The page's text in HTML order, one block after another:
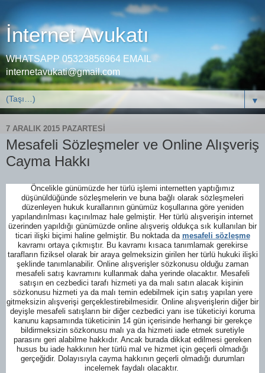
İnternet Avukatı
WHATSAPP 05323856964 EMAIL
internetavukati@gmail.com
▼
7 ARALIK 2015 PAZARTESI
Mesafeli Sözleşmeler ve Online Alışveriş
Cayma Hakkı
Öncelikle günümüzde her türlü işlemi internetten yaptığımız
düşünüldüğünde sözleşmelerin ve buna bağlı olarak sözleşmeleri
düzenleyen hukuk kurallarının günümüz koşullarına göre yeniden
yapılandırılması kaçınılmaz hale gelmiştir. Her türlü alışverişin internet
üzerinden yapıldığı günümüzde online alışveriş oldukça sık kullanılan bir
ticari ilişki biçimi haline gelmiştir. Bu noktada da mesafeli sözleşme
kavramı ortaya çıkmıştır. Bu kavramı kısaca tanımlamak gerekirse
tarafların fiziksel olarak bir araya gelmeksizin girilen her türlü hukuki ilişki
şeklinde tanımlanabilir. Online alışverişler sözkonusu olduğu zaman
mesafeli satış kavramını kullanmak daha yerinde olacaktır. Mesafeli
satışın en cezbedici tarafı hizmeti ya da malı satın alacak kişinin
sözkonusu hizmeti ya da malı temin edebilmek için satış yapılan yere
gitmeksizin alışverişi gerçeklestirebilmesidir. Online alışverişlerin diğer bir
deyişle mesafeli satışların bir diğer cezbedici yanı ise tüketiciyi koruma
kanunu kapsamında tüketicinin 14 gün içerisinde herhangi bir gerekçe
bildirmeksizin sözkonusu malı ya da hizmeti iade etmek suretiyle
parasını geri alabilme hakkıdır. Ancak burada dikkat edilmesi gereken
husus bu iade hakkının her türlü mal ve hizmet için geçerli olmadığı
gerçeğidir. Dolayısıyla cayma hakkının geçerli olmadığı durumları
incelemek faydalı olacaktır.